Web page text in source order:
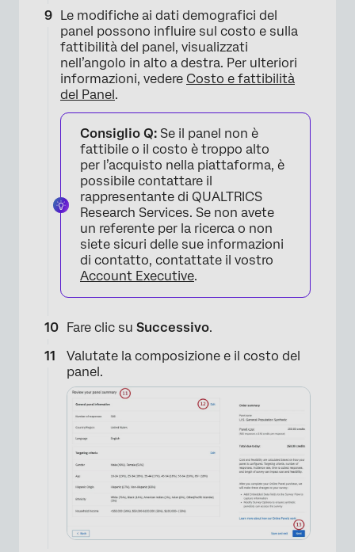
Le modifiche ai dati demografici del
panel possono influire sul costo e sulla
fattibilità del panel, visualizzati
nell’angolo in alto a destra. Per ulteriori
informazioni, vedere Costo e fattibilità
del Panel .
Consiglio Q: Se il panel non è
fattibile o il costo è troppo alto
per l’acquisto nella piattaforma, è
possibile contattare il
rappresentante di QUALTRICS
Research Services. Se non avete
un referente per la ricerca o non
siete sicuri delle sue informazioni
di contatto, contattate il vostro
Account Executive.
Fare clic su Successivo.
Valutate la composizione e il costo del
panel.